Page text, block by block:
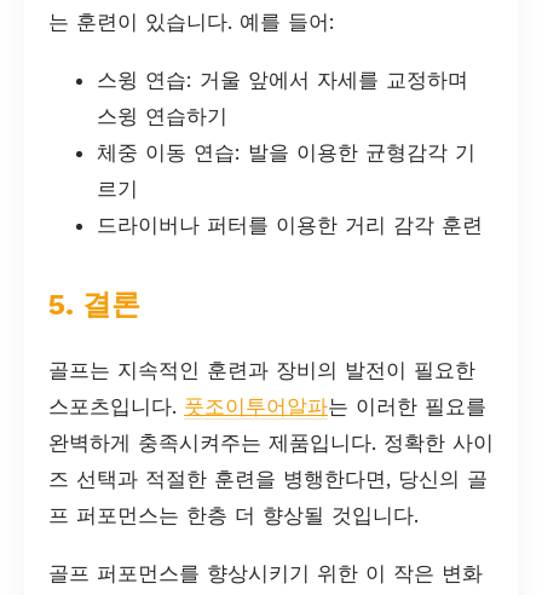
는 훈련이 있습니다. 예를 들어:
스윙 연습: 거울 앞에서 자세를 교정하며
스윙 연습하기
체중 이동 연습: 발을 이용한 균형감각 기
르기
드라이버나 퍼터를 이용한 거리 감각 훈련
5. 결론
골프는 지속적인 훈련과 장비의 발전이 필요한
스포츠입니다. 풋조이투어알파는 이러한 필요를
완벽하게 충족시켜주는 제품입니다. 정확한 사이
즈 선택과 적절한 훈련을 병행한다면, 당신의 골
프 퍼포먼스는 한층 더 향상될 것입니다.
골프 퍼포먼스를 향상시키기 위한 이 작은 변화